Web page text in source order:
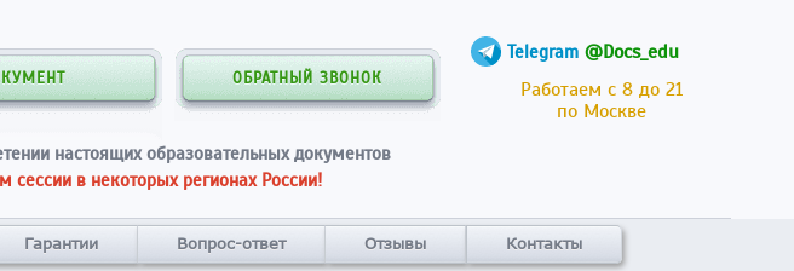
Telegram @Docs_edu
Работаем с 8 до 21
по Москве
ОБРАТНЫЙ ЗВОНОК
настоящих образовательных документов
сессии в некоторых регионах России!
Гарантии Вопрос-ответ Отзывы Контакты